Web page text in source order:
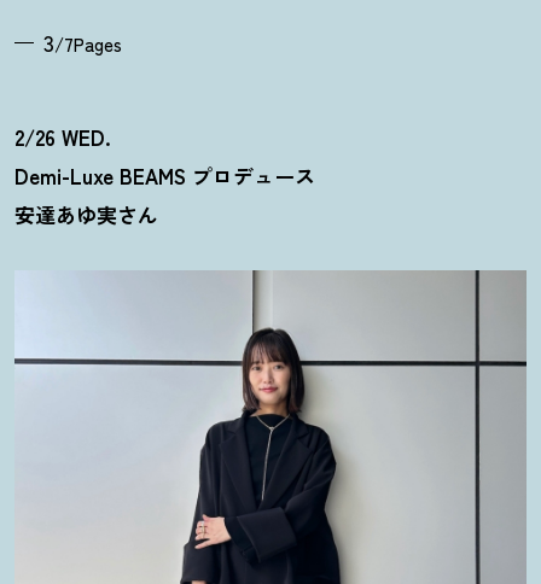
3/7Pages
2/26 WED.
Demi-Luxe BEAMS プロデュース
安達あゆ実さん